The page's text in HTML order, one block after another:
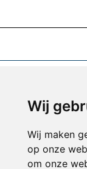
Wij
Wij maken
op onze
om onze